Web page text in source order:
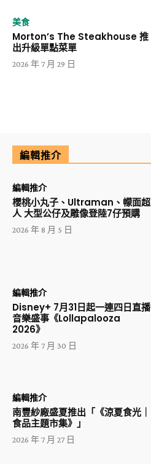
美食
Morton’s The Steakhouse 推
出升級單點菜單
2026 年 7 月 29 日
編輯推介
編輯推介
櫻桃小丸子、Ultraman、幪面超
人 大型公仔及雕像登陸7仔預購
2026 年 8 月 5 日
編輯推介
Disney+ 7月31日起一連四日直播
音樂盛事《Lollapalooza
2026》
2026 年 7 月 30 日
編輯推介
南豐紗廠盛夏推出「《涼夏食光｜
食品主題市集》」
2026 年 7 月 27 日